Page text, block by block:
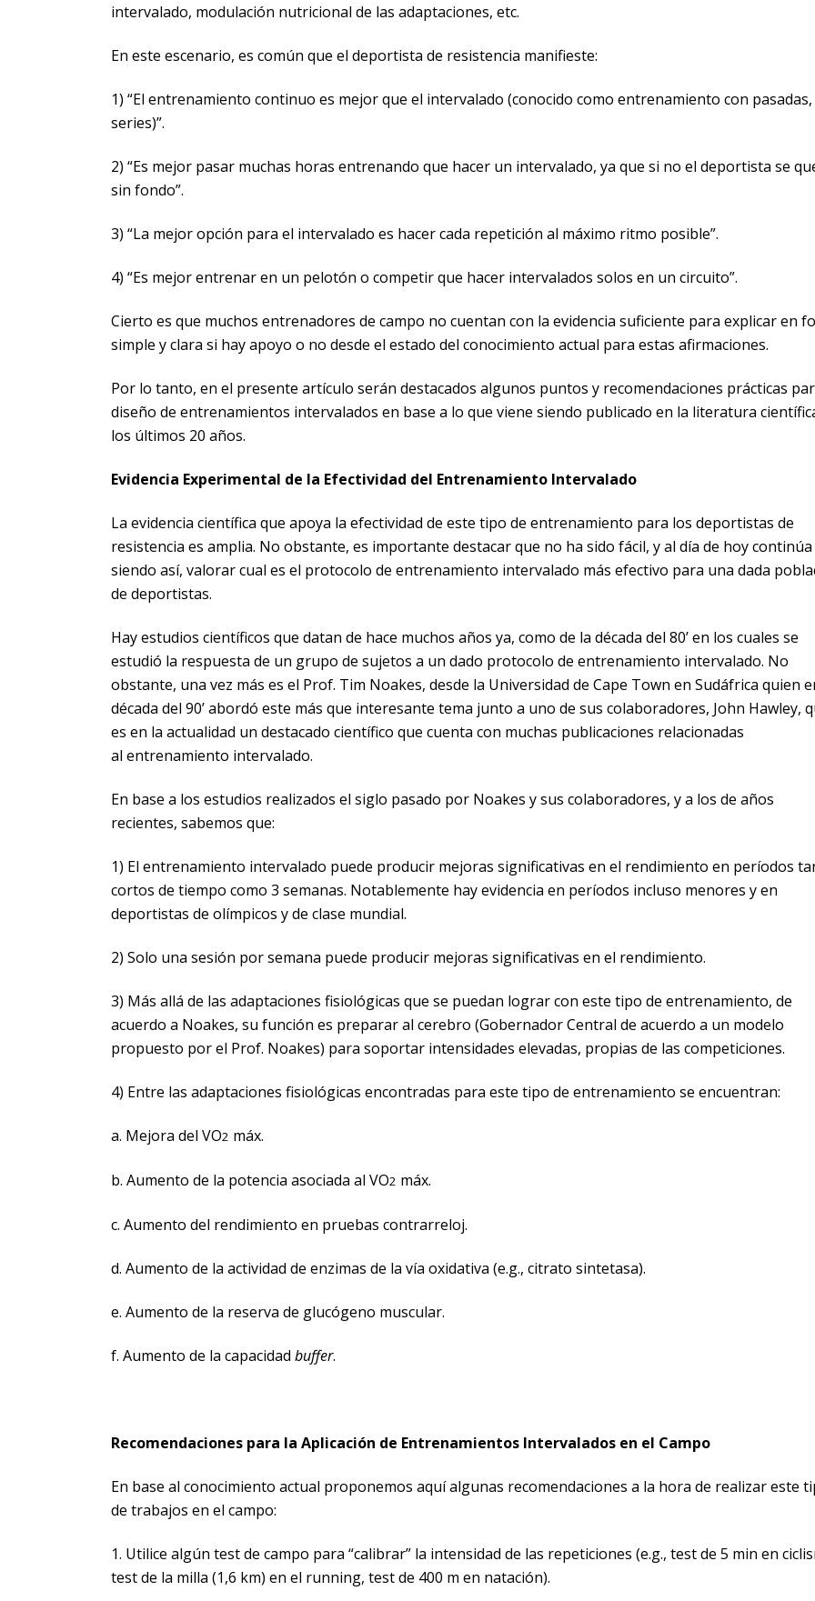
intervalado, modulación nutricional de las adaptaciones, etc.
En este escenario, es común que el deportista de resistencia manifieste:
1) “El entrenamiento continuo es mejor que el intervalado (conocido como entrenamiento con pasadas,
series)”.
2) “Es mejor pasar muchas horas entrenando que hacer un intervalado, ya que si no el deportista se
sin fondo”.
3) “La mejor opción para el intervalado es hacer cada repetición al máximo ritmo posible”.
4) “Es mejor entrenar en un pelotón o competir que hacer intervalados solos en un circuito”.
Cierto es que muchos entrenadores de campo no cuentan con la evidencia suficiente para explicar en
simple y clara si hay apoyo o no desde el estado del conocimiento actual para estas afirmaciones.
Por lo tanto, en el presente artículo serán destacados algunos puntos y recomendaciones prácticas
diseño de entrenamientos intervalados en base a lo que viene siendo publicado en la literatura
los últimos 20 años.
Evidencia Experimental de la Efectividad del Entrenamiento Intervalado
La evidencia científica que apoya la efectividad de este tipo de entrenamiento para los deportistas de
resistencia es amplia. No obstante, es importante destacar que no ha sido fácil, y al día de hoy continúa
siendo así, valorar cual es el protocolo de entrenamiento intervalado más efectivo para una dada
de deportistas.
Hay estudios científicos que datan de hace muchos años ya, como de la década del 80’ en los cuales se
estudió la respuesta de un grupo de sujetos a un dado protocolo de entrenamiento intervalado. No
obstante, una vez más es el Prof. Tim Noakes, desde la Universidad de Cape Town en Sudáfrica quien
década del 90’ abordó este más que interesante tema junto a uno de sus colaboradores, John Hawley,
es en la actualidad un destacado científico que cuenta con muchas publicaciones relacionadas
al entrenamiento intervalado.
En base a los estudios realizados el siglo pasado por Noakes y sus colaboradores, y a los de años
recientes, sabemos que:
1) El entrenamiento intervalado puede producir mejoras significativas en el rendimiento en períodos
cortos de tiempo como 3 semanas. Notablemente hay evidencia en períodos incluso menores y en
deportistas de olímpicos y de clase mundial.
2) Solo una sesión por semana puede producir mejoras significativas en el rendimiento.
3) Más allá de las adaptaciones fisiológicas que se puedan lograr con este tipo de entrenamiento, de
acuerdo a Noakes, su función es preparar al cerebro (Gobernador Central de acuerdo a un modelo
propuesto por el Prof. Noakes) para soportar intensidades elevadas, propias de las competiciones.
4) Entre las adaptaciones fisiológicas encontradas para este tipo de entrenamiento se encuentran:
a. Mejora del VO2 máx.
b. Aumento de la potencia asociada al VO2 máx.
c. Aumento del rendimiento en pruebas contrarreloj.
d. Aumento de la actividad de enzimas de la vía oxidativa (e.g., citrato sintetasa).
e. Aumento de la reserva de glucógeno muscular.
f. Aumento de la capacidad buffer.
Recomendaciones para la Aplicación de Entrenamientos Intervalados en el Campo
En base al conocimiento actual proponemos aquí algunas recomendaciones a la hora de realizar este
de trabajos en el campo:
1. Utilice algún test de campo para “calibrar” la intensidad de las repeticiones (e.g., test de 5 min en
test de la milla (1,6 km) en el running, test de 400 m en natación).